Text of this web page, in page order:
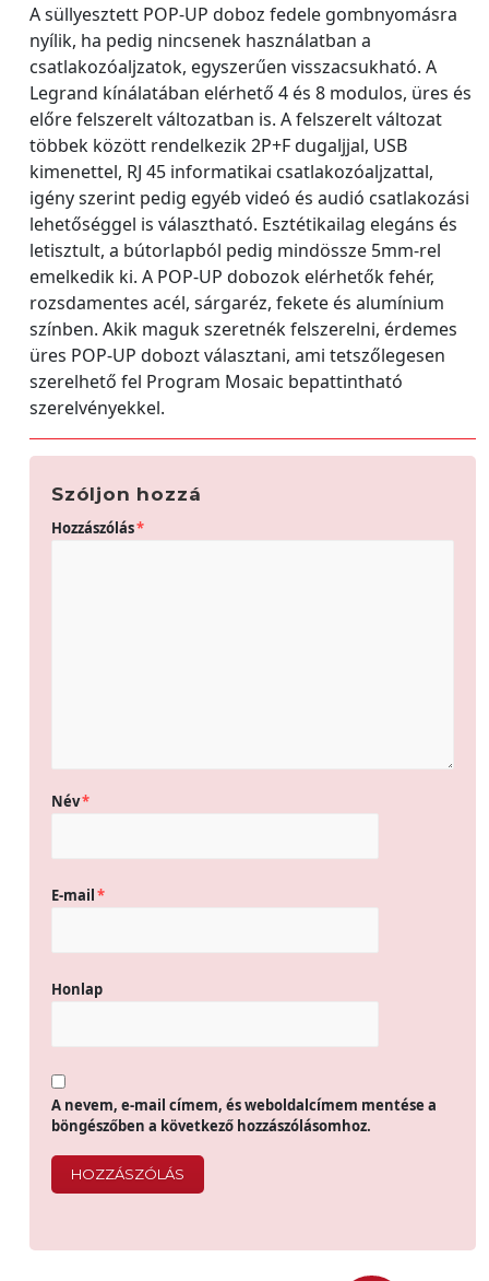
A süllyesztett POP-UP doboz fedele gombnyomásra
nyílik, ha pedig nincsenek használatban a
csatlakozóaljzatok, egyszerűen visszacsukható. A
Legrand kínálatában elérhető 4 és 8 modulos, üres és
előre felszerelt változatban is. A felszerelt változat
többek között rendelkezik 2P+F dugaljjal, USB
kimenettel, RJ 45 informatikai csatlakozóaljzattal,
igény szerint pedig egyéb videó és audió csatlakozási
lehetőséggel is választható. Esztétikailag elegáns és
letisztult, a bútorlapból pedig mindössze 5mm-rel
emelkedik ki. A POP-UP dobozok elérhetők fehér,
rozsdamentes acél, sárgaréz, fekete és alumínium
színben. Akik maguk szeretnék felszerelni, érdemes
üres POP-UP dobozt választani, ami tetszőlegesen
szerelhető fel Program Mosaic bepattintható
szerelvényekkel.
Szóljon hozzá
Hozzászólás*
Név*
E-mail*
Honlap
A nevem, e-mail címem, és weboldalcímem mentése a
böngészőben a következő hozzászólásomhoz.